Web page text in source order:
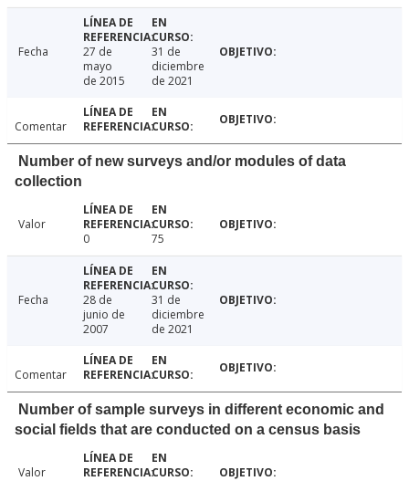
Fecha
27 de
mayo
de 2015
31 de
diciembre
de 2021
Comentar
Number of new surveys and/or modules of data
collection
Valor
0
75
Fecha
28 de
junio de
2007
31 de
diciembre
de 2021
Comentar
Number of sample surveys in different economic and
social fields that are conducted on a census basis
Valor